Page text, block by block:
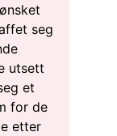
seg
utsett
et
for de
etter